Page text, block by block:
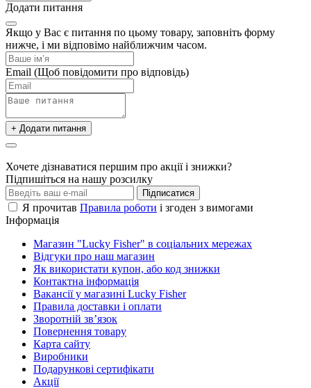
Додати питання
Якщо у Вас є питання по цьому товару, заповніть форму
нижче, і ми відповімо найближчим часом.
Email (Щоб повідомити про відповідь)
+ Додати питання
Хочете дізнаватися першим про акції і знижки?
Підпишіться на нашу розсилку
Підписатися
Я прочитав Правила роботи і згоден з вимогами
Інформація
Магазин "Lucky Fisher" в соціальних мережах
Відгуки про наш магазин
Як використати купон, або код знижки
Контактна інформація
Вакансії у магазині Lucky Fisher
Правила доставки і оплати
Зворотній зв’язок
Повернення товару
Карта сайту
Виробники
Подарункові сертифікати
Акції